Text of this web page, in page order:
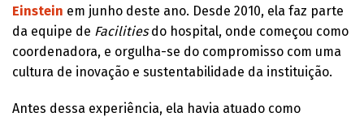
Einstein em junho deste ano. Desde 2010, ela faz parte
da equipe de Facilitiesdo hospital, onde começou como
coordenadora, e orgulha-se do compromisso com uma
cultura de inovação e sustentabilidade da instituição.
Antes dessa experiência, ela havia atuado como